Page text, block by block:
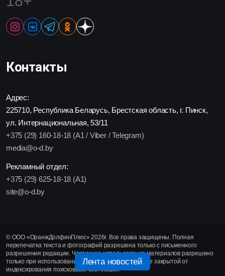
Контакты
Адрес:
225710, Республика Беларусь, Брестская область, г. Пинск,
ул. Интернациональная, 53/11
+375 (29) 160-18-18 (A1 / Viber / Telegram)
media@o-d.by
Рекламный отдел:
+375 (29) 625-18-18 (A1)
site@o-d.by
© ООО «ОранжДолфинПлюс» 2026г. Все права защищены. Полная
перепечатка текста и фотографий разрешена только с письменного
разрешения редакции. Частичное использование материалов разрешено
только при использовании активной гиперссылки, не закрытой от
индексирования поисковыми системами.
Лента новостей